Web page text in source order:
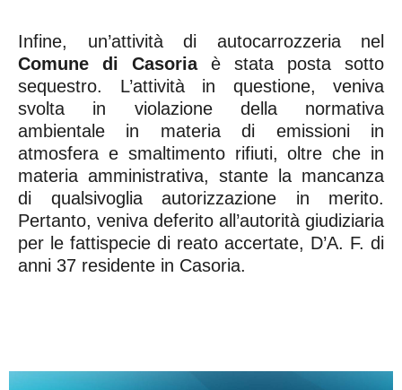
Infine, un’attività di autocarrozzeria nel
Comune di Casoriaè stata posta sotto
sequestro. L’attività in questione, veniva
svolta in violazione della normativa
ambientale in materia di emissioni in
atmosfera e smaltimento rifiuti, oltre che in
materia amministrativa, stante la mancanza
di qualsivoglia autorizzazione in merito.
Pertanto, veniva deferito all’autorità giudiziaria
per le fattispecie di reato accertate, D’A. F. di
anni 37 residente in Casoria.